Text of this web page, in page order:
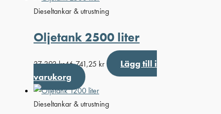
Dieseltankar & utrustning
Oljetank 2500 liter
37 393kr46 741,25 kr
Lägg till i
varukorg
Dieseltankar & utrustning